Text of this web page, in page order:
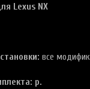
Lexus NX
все
р.